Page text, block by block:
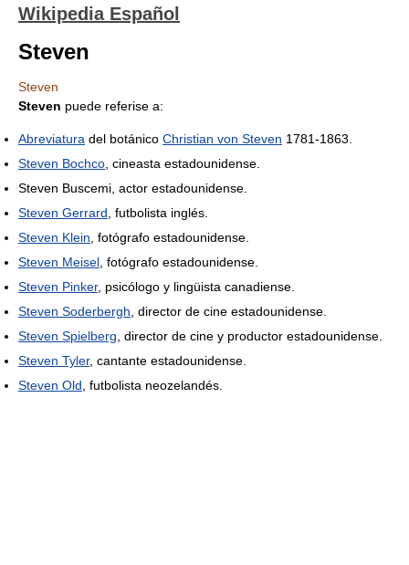
Wikipedia Español
Steven
Steven
Steven puede referise a:
Abreviatura del botánico Christian von Steven 1781-1863.
Steven Bochco , cineasta estadounidense.
Steven Buscemi, actor estadounidense.
Steven Gerrard , futbolista inglés.
Steven Klein , fotógrafo estadounidense.
Steven Meisel , fotógrafo estadounidense.
Steven Pinker, psicólogo y lingüista canadiense.
Steven Soderbergh , director de cine estadounidense.
Steven Spielberg , director de cine y productor estadounidense.
Steven Tyler, cantante estadounidense.
Steven Old , futbolista neozelandés.